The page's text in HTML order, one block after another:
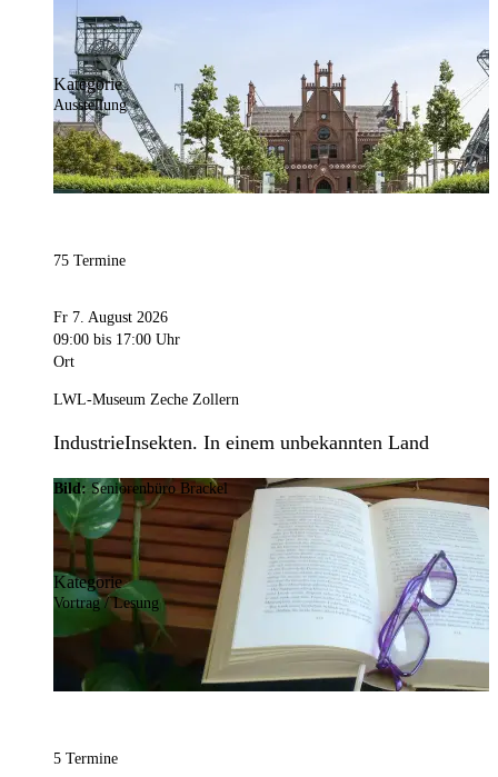
Kategorie
Ausstellung
75 Termine
Fr 7. August 2026
09:00 bis 17:00 Uhr
Ort
LWL-Museum Zeche Zollern
IndustrieInsekten. In einem unbekannten Land
Bild: Seniorenbüro Brackel
Kategorie
Vortrag / Lesung
5 Termine